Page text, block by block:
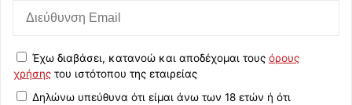
Έχω διαβάσει, κατανοώ και αποδέχομαι τους όρους
χρήσης του ιστότοπου της εταιρείας
Δηλώνω υπεύθυνα ότι είμαι άνω των 18 ετών ή ότι